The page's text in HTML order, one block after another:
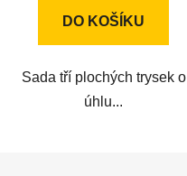
DO KOŠÍKU
Sada tří plochých trysek o
úhlu...